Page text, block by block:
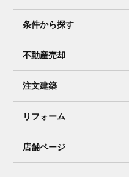
条件から探す
不動産売却
注文建築
リフォーム
店舗ページ